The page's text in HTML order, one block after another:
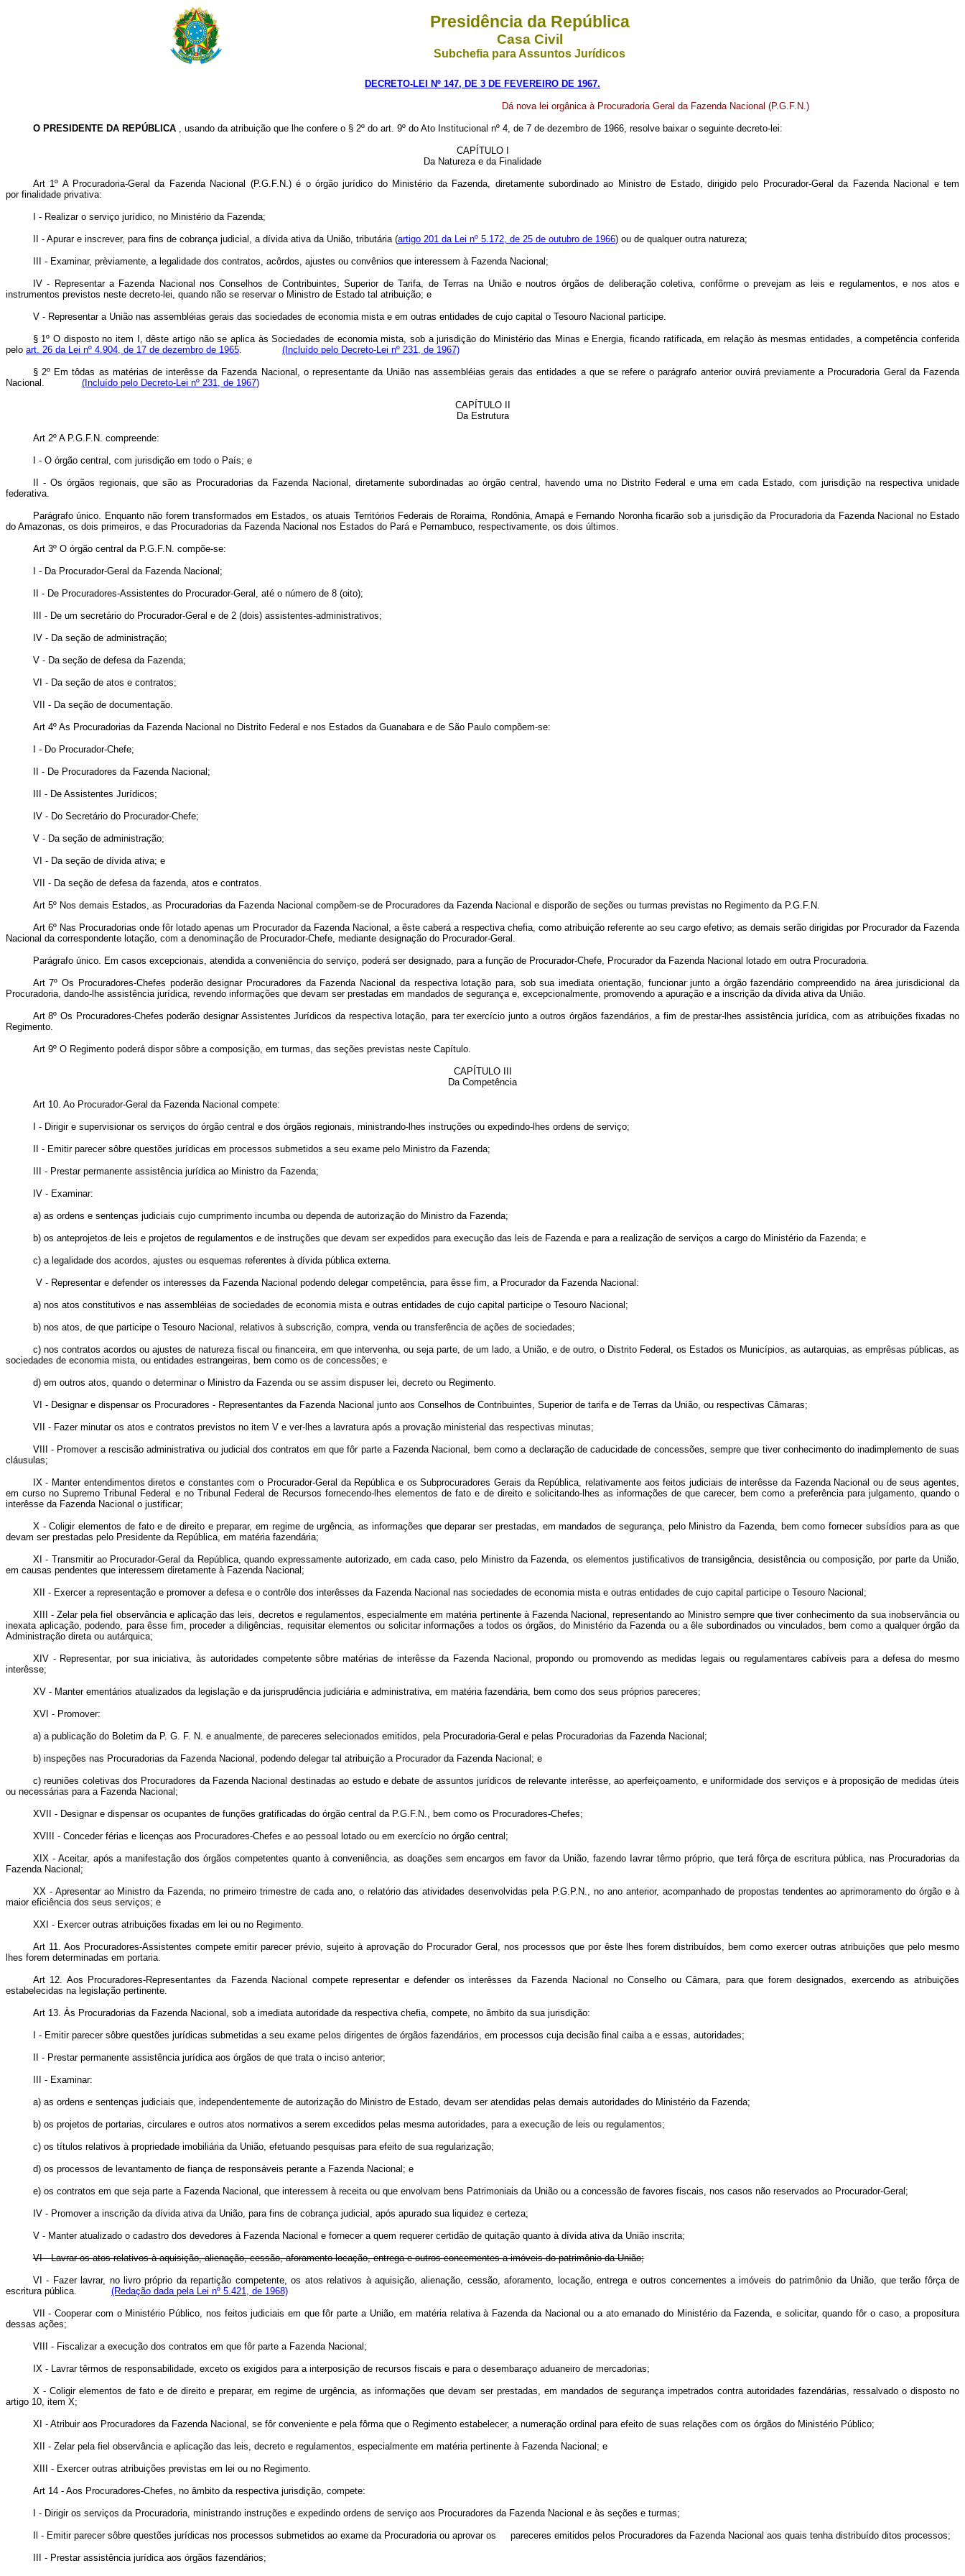
Presidência da República
Casa Civil
Subchefia para Assuntos Jurídicos
DECRETO-LEI Nº 147, DE 3 DE FEVEREIRO DE 1967.
Dá nova lei orgânica à Procuradoria Geral da Fazenda Nacional (P.G.F.N.)
O PRESIDENTE DA REPÚBLICA , usando da atribuição que lhe confere o § 2º do art. 9º do Ato Institucional nº 4, de 7 de dezembro de 1966, resolve baixar o seguinte decreto-lei:
CAPÍTULO I
Da Natureza e da Finalidade
Art 1º A Procuradoria-Geral da Fazenda Nacional (P.G.F.N.) é o órgão jurídico do Ministério da Fazenda, diretamente subordinado ao Ministro de Estado, dirigido pelo Procurador-Geral da Fazenda Nacional e tem
por finalidade privativa:
I - Realizar o serviço jurídico, no Ministério da Fazenda;
II - Apurar e inscrever, para fins de cobrança judicial, a dívida ativa da União, tributária (artigo 201 da Lei nº 5.172, de 25 de outubro de 1966) ou de qualquer outra natureza;
III - Examinar, prèviamente, a legalidade dos contratos, acôrdos, ajustes ou convênios que interessem à Fazenda Nacional;
IV - Representar a Fazenda Nacional nos Conselhos de Contribuintes, Superior de Tarifa, de Terras na União e noutros órgãos de deliberação coletiva, confôrme o prevejam as leis e regulamentos, e nos atos e
instrumentos previstos neste decreto-lei, quando não se reservar o Ministro de Estado tal atribuição; e
V - Representar a União nas assembléias gerais das sociedades de economia mista e em outras entidades de cujo capital o Tesouro Nacional participe.
§ 1º O disposto no item I, dêste artigo não se aplica às Sociedades de economia mista, sob a jurisdição do Ministério das Minas e Energia, ficando ratificada, em relação às mesmas entidades, a competência conferida
pelo art. 26 da Lei nº 4.904, de 17 de dezembro de 1965. (Incluído pelo Decreto-Lei nº 231, de 1967)
§ 2º Em tôdas as matérias de interêsse da Fazenda Nacional, o representante da União nas assembléias gerais das entidades a que se refere o parágrafo anterior ouvirá previamente a Procuradoria Geral da Fazenda
Nacional. (Incluído pelo Decreto-Lei nº 231, de 1967)
CAPÍTULO II
Da Estrutura
Art 2º A P.G.F.N. compreende:
I - O órgão central, com jurisdição em todo o País; e
II - Os órgãos regionais, que são as Procuradorias da Fazenda Nacional, diretamente subordinadas ao órgão central, havendo uma no Distrito Federal e uma em cada Estado, com jurisdição na respectiva unidade
federativa.
Parágrafo único. Enquanto não forem transformados em Estados, os atuais Territórios Federais de Roraima, Rondônia, Amapá e Fernando Noronha ficarão sob a jurisdição da Procuradoria da Fazenda Nacional no Estado
do Amazonas, os dois primeiros, e das Procuradorias da Fazenda Nacional nos Estados do Pará e Pernambuco, respectivamente, os dois últimos.
Art 3º O órgão central da P.G.F.N. compõe-se:
I - Da Procurador-Geral da Fazenda Nacional;
II - De Procuradores-Assistentes do Procurador-Geral, até o número de 8 (oito);
III - De um secretário do Procurador-Geral e de 2 (dois) assistentes-administrativos;
IV - Da seção de administração;
V - Da seção de defesa da Fazenda;
VI - Da seção de atos e contratos;
VII - Da seção de documentação.
Art 4º As Procuradorias da Fazenda Nacional no Distrito Federal e nos Estados da Guanabara e de São Paulo compõem-se:
I - Do Procurador-Chefe;
II - De Procuradores da Fazenda Nacional;
III - De Assistentes Jurídicos;
IV - Do Secretário do Procurador-Chefe;
V - Da seção de administração;
VI - Da seção de dívida ativa; e
VII - Da seção de defesa da fazenda, atos e contratos.
Art 5º Nos demais Estados, as Procuradorias da Fazenda Nacional compõem-se de Procuradores da Fazenda Nacional e disporão de seções ou turmas previstas no Regimento da P.G.F.N.
Art 6º Nas Procuradorias onde fôr lotado apenas um Procurador da Fazenda Nacional, a êste caberá a respectiva chefia, como atribuição referente ao seu cargo efetivo; as demais serão dirigidas por Procurador da Fazenda
Nacional da correspondente lotação, com a denominação de Procurador-Chefe, mediante designação do Procurador-Geral.
Parágrafo único. Em casos excepcionais, atendida a conveniência do serviço, poderá ser designado, para a função de Procurador-Chefe, Procurador da Fazenda Nacional lotado em outra Procuradoria.
Art 7º Os Procuradores-Chefes poderão designar Procuradores da Fazenda Nacional da respectiva lotação para, sob sua imediata orientação, funcionar junto a órgão fazendário compreendido na área jurisdicional da
Procuradoria, dando-lhe assistência jurídica, revendo informações que devam ser prestadas em mandados de segurança e, excepcionalmente, promovendo a apuração e a inscrição da dívida ativa da União.
Art 8º Os Procuradores-Chefes poderão designar Assistentes Jurídicos da respectiva lotação, para ter exercício junto a outros órgãos fazendários, a fim de prestar-lhes assistência jurídica, com as atribuições fixadas no
Regimento.
Art 9º O Regimento poderá dispor sôbre a composição, em turmas, das seções previstas neste Capítulo.
CAPÍTULO III
Da Competência
Art 10. Ao Procurador-Geral da Fazenda Nacional compete:
I - Dirigir e supervisionar os serviços do órgão central e dos órgãos regionais, ministrando-lhes instruções ou expedindo-lhes ordens de serviço;
II - Emitir parecer sôbre questões jurídicas em processos submetidos a seu exame pelo Ministro da Fazenda;
III - Prestar permanente assistência jurídica ao Ministro da Fazenda;
IV - Examinar:
a) as ordens e sentenças judiciais cujo cumprimento incumba ou dependa de autorização do Ministro da Fazenda;
b) os anteprojetos de leis e projetos de regulamentos e de instruções que devam ser expedidos para execução das leis de Fazenda e para a realização de serviços a cargo do Ministério da Fazenda; e
c) a legalidade dos acordos, ajustes ou esquemas referentes à dívida pública externa.
V - Representar e defender os interesses da Fazenda Nacional podendo delegar competência, para êsse fim, a Procurador da Fazenda Nacional:
a) nos atos constitutivos e nas assembléias de sociedades de economia mista e outras entidades de cujo capital participe o Tesouro Nacional;
b) nos atos, de que participe o Tesouro Nacional, relativos à subscrição, compra, venda ou transferência de ações de sociedades;
c) nos contratos acordos ou ajustes de natureza fiscal ou financeira, em que intervenha, ou seja parte, de um lado, a União, e de outro, o Distrito Federal, os Estados os Municípios, as autarquias, as emprêsas públicas, as
sociedades de economia mista, ou entidades estrangeiras, bem como os de concessões; e
d) em outros atos, quando o determinar o Ministro da Fazenda ou se assim dispuser lei, decreto ou Regimento.
VI - Designar e dispensar os Procuradores - Representantes da Fazenda Nacional junto aos Conselhos de Contribuintes, Superior de tarifa e de Terras da União, ou respectivas Câmaras;
VII - Fazer minutar os atos e contratos previstos no item V e ver-lhes a lavratura após a provação ministerial das respectivas minutas;
VIII - Promover a rescisão administrativa ou judicial dos contratos em que fôr parte a Fazenda Nacional, bem como a declaração de caducidade de concessões, sempre que tiver conhecimento do inadimplemento de suas
cláusulas;
IX - Manter entendimentos diretos e constantes com o Procurador-Geral da República e os Subprocuradores Gerais da República, relativamente aos feitos judiciais de interêsse da Fazenda Nacional ou de seus agentes,
em curso no Supremo Tribunal Federal e no Tribunal Federal de Recursos fornecendo-lhes elementos de fato e de direito e solicitando-lhes as informações de que carecer, bem como a preferência para julgamento, quando o
interêsse da Fazenda Nacional o justificar;
X - Coligir elementos de fato e de direito e preparar, em regime de urgência, as informações que deparar ser prestadas, em mandados de segurança, pelo Ministro da Fazenda, bem como fornecer subsídios para as que
devam ser prestadas pelo Presidente da República, em matéria fazendária;
XI - Transmitir ao Procurador-Geral da República, quando expressamente autorizado, em cada caso, pelo Ministro da Fazenda, os elementos justificativos de transigência, desistência ou composição, por parte da União,
em causas pendentes que interessem diretamente à Fazenda Nacional;
XII - Exercer a representação e promover a defesa e o contrôle dos interêsses da Fazenda Nacional nas sociedades de economia mista e outras entidades de cujo capital participe o Tesouro Nacional;
XIII - Zelar pela fiel observância e aplicação das leis, decretos e regulamentos, especialmente em matéria pertinente à Fazenda Nacional, representando ao Ministro sempre que tiver conhecimento da sua inobservância ou
inexata aplicação, podendo, para êsse fim, proceder a diligências, requisitar elementos ou solicitar informações a todos os órgãos, do Ministério da Fazenda ou a êle subordinados ou vinculados, bem como a qualquer órgão da
Administração direta ou autárquica;
XIV - Representar, por sua iniciativa, às autoridades competente sôbre matérias de interêsse da Fazenda Nacional, propondo ou promovendo as medidas legais ou regulamentares cabíveis para a defesa do mesmo
interêsse;
XV - Manter ementários atualizados da legislação e da jurisprudência judiciária e administrativa, em matéria fazendária, bem como dos seus próprios pareceres;
XVI - Promover:
a) a publicação do Boletim da P. G. F. N. e anualmente, de pareceres selecionados emitidos, pela Procuradoria-Geral e pelas Procuradorias da Fazenda Nacional;
b) inspeções nas Procuradorias da Fazenda Nacional, podendo delegar tal atribuição a Procurador da Fazenda Nacional; e
c) reuniões coletivas dos Procuradores da Fazenda Nacional destinadas ao estudo e debate de assuntos jurídicos de relevante interêsse, ao aperfeiçoamento, e uniformidade dos serviços e à proposição de medidas úteis
ou necessárias para a Fazenda Nacional;
XVII - Designar e dispensar os ocupantes de funções gratificadas do órgão central da P.G.F.N., bem como os Procuradores-Chefes;
XVIII - Conceder férias e licenças aos Procuradores-Chefes e ao pessoal lotado ou em exercício no órgão central;
XIX - Aceitar, após a manifestação dos órgãos competentes quanto à conveniência, as doações sem encargos em favor da União, fazendo Iavrar têrmo próprio, que terá fôrça de escritura pública, nas Procuradorias da
Fazenda Nacional;
XX - Apresentar ao Ministro da Fazenda, no primeiro trimestre de cada ano, o relatório das atividades desenvolvidas pela P.G.P.N., no ano anterior, acompanhado de propostas tendentes ao aprimoramento do órgão e à
maior eficiência dos seus serviços; e
XXI - Exercer outras atribuições fixadas em lei ou no Regimento.
Art 11. Aos Procuradores-Assistentes compete emitir parecer prévio, sujeito à aprovação do Procurador Geral, nos processos que por êste lhes forem distribuídos, bem como exercer outras atribuições que pelo mesmo
lhes forem determinadas em portaria.
Art 12. Aos Procuradores-Representantes da Fazenda Nacional compete representar e defender os interêsses da Fazenda Nacional no Conselho ou Câmara, para que forem designados, exercendo as atribuições
estabelecidas na legislação pertinente.
Art 13. Às Procuradorias da Fazenda Nacional, sob a imediata autoridade da respectiva chefia, compete, no âmbito da sua jurisdição:
I - Emitir parecer sôbre questões jurídicas submetidas a seu exame peIos dirigentes de órgãos fazendários, em processos cuja decisão final caiba a e essas, autoridades;
II - Prestar permanente assistência jurídica aos órgãos de que trata o inciso anterior;
III - Examinar:
a) as ordens e sentenças judiciais que, independentemente de autorização do Ministro de Estado, devam ser atendidas pelas demais autoridades do Ministério da Fazenda;
b) os projetos de portarias, circulares e outros atos normativos a serem excedidos pelas mesma autoridades, para a execução de leis ou regulamentos;
c) os títulos relativos à propriedade imobiliária da União, efetuando pesquisas para efeito de sua regularização;
d) os processos de levantamento de fiança de responsáveis perante a Fazenda Nacional; e
e) os contratos em que seja parte a Fazenda Nacional, que interessem à receita ou que envolvam bens Patrimoniais da União ou a concessão de favores fiscais, nos casos não reservados ao Procurador-Geral;
IV - Promover a inscrição da dívida ativa da União, para fins de cobrança judicial, após apurado sua liquidez e certeza;
V - Manter atualizado o cadastro dos devedores à Fazenda Nacional e fornecer a quem requerer certidão de quitação quanto à dívida ativa da União inscrita;
VI - Lavrar os atos relativos à aquisição, alienação, cessão, aforamento locação, entrega e outros concernentes a imóveis do patrimônio da União;
VI - Fazer lavrar, no livro próprio da repartição competente, os atos relativos à aquisição, alienação, cessão, aforamento, locação, entrega e outros concernentes a imóveis do patrimônio da União, que terão fôrça de
escritura pública. (Redação dada pela Lei nº 5.421, de 1968)
VII - Cooperar com o Ministério Público, nos feitos judiciais em que fôr parte a União, em matéria relativa à Fazenda da Nacional ou a ato emanado do Ministério da Fazenda, e solicitar, quando fôr o caso, a propositura
dessas ações;
VIII - Fiscalizar a execução dos contratos em que fôr parte a Fazenda Nacional;
IX - Lavrar têrmos de responsabilidade, exceto os exigidos para a interposição de recursos fiscais e para o desembaraço aduaneiro de mercadorias;
X - Coligir elementos de fato e de direito e preparar, em regime de urgência, as informações que devam ser prestadas, em mandados de segurança impetrados contra autoridades fazendárias, ressalvado o disposto no
artigo 10, item X;
XI - Atribuir aos Procuradores da Fazenda Nacional, se fôr conveniente e pela fôrma que o Regimento estabelecer, a numeração ordinal para efeito de suas relações com os órgãos do Ministério Público;
XII - Zelar pela fiel observância e aplicação das leis, decreto e regulamentos, especialmente em matéria pertinente à Fazenda Nacional; e
XIII - Exercer outras atribuições previstas em lei ou no Regimento.
Art 14 - Aos Procuradores-Chefes, no âmbito da respectiva jurisdição, compete:
I - Dirigir os serviços da Procuradoria, ministrando instruções e expedindo ordens de serviço aos Procuradores da Fazenda Nacional e às seções e turmas;
Il - Emitir parecer sôbre questões jurídicas nos processos submetidos ao exame da Procuradoria ou aprovar os pareceres emitidos peIos Procuradores da Fazenda Nacional aos quais tenha distribuído ditos processos;
III - Prestar assistência jurídica aos órgãos fazendários;